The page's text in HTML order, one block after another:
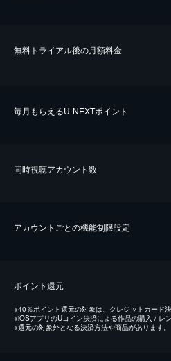
無料トライアル後の⽉額料金
毎⽉もらえるU-NEXTポイント
同時視聴アカウント数
アカウントごとの機能制限設定
ポイント還元
※40％ポイント還元の対象は、クレジットカード
※iOSアプリのUコイン決済による作品の購入 / レ
※還元の対象外となる決済方法や商品があります